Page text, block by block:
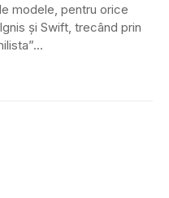
modele, pentru orice
și Swift, trecând prin